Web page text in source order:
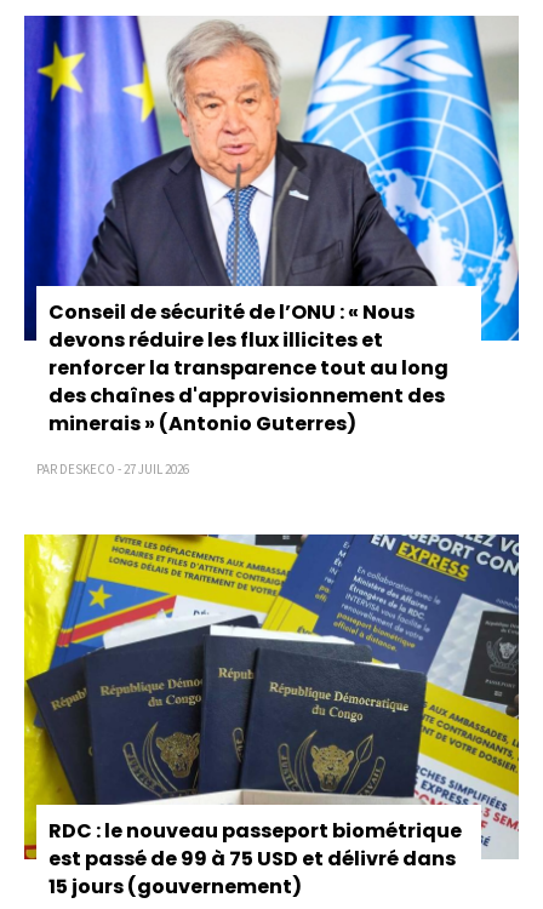
Conseil de sécurité de l’ONU : « Nous
devons réduire les flux illicites et
renforcer la transparence tout au long
des chaînes d'approvisionnement des
minerais » (Antonio Guterres)
PAR DESKECO - 27 JUIL 2026
RDC : le nouveau passeport biométrique
est passé de 99 à 75 USD et délivré dans
15 jours (gouvernement)